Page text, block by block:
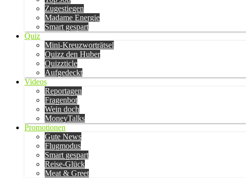
Zugestiegen
Madame Energie
Smart gespart
Quiz
Mini-Kreuzworträtsel
Quizz den Huber
Quizzticle
Aufgedeckt
Videos
Reportagen
Fragenbot
Wein doch
MoneyTalks
Promotionen
Gute News
Flugmodus
Smart gespart
Reise-Glück
Meat & Greet